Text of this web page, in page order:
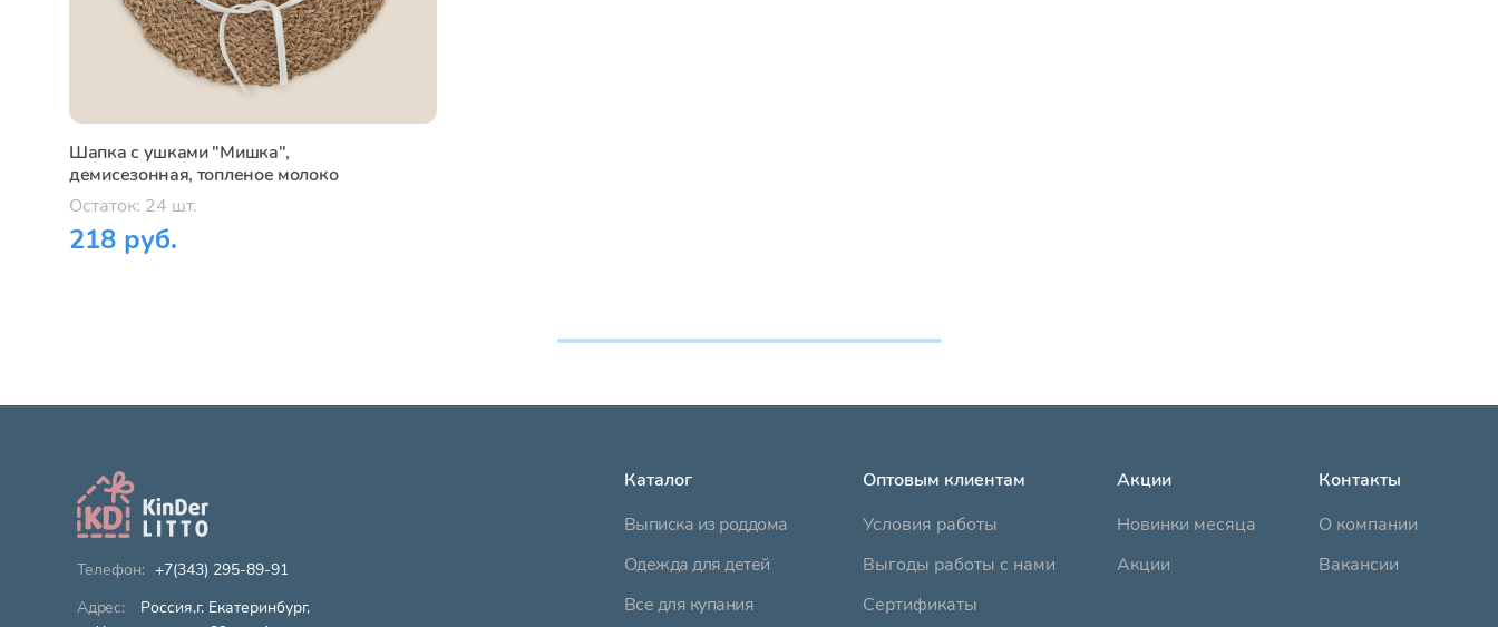
Шапка с ушками "Мишка",
демисезонная, топленое молоко
Остаток: 24 шт.
218 руб.
+7(343) 295-89-91
Россия,г. Екатеринбург,
Каталог
Выписка из роддома
Одежда для детей
Все для купания
Оптовым клиентам
Условия работы
Выгоды работы с нами
Сертификаты
Акции
Новинки месяца
Акции
Контакты
О компании
Вакансии